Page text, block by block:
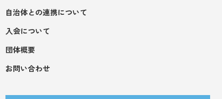
自治体との連携について
入会について
団体概要
お問い合わせ